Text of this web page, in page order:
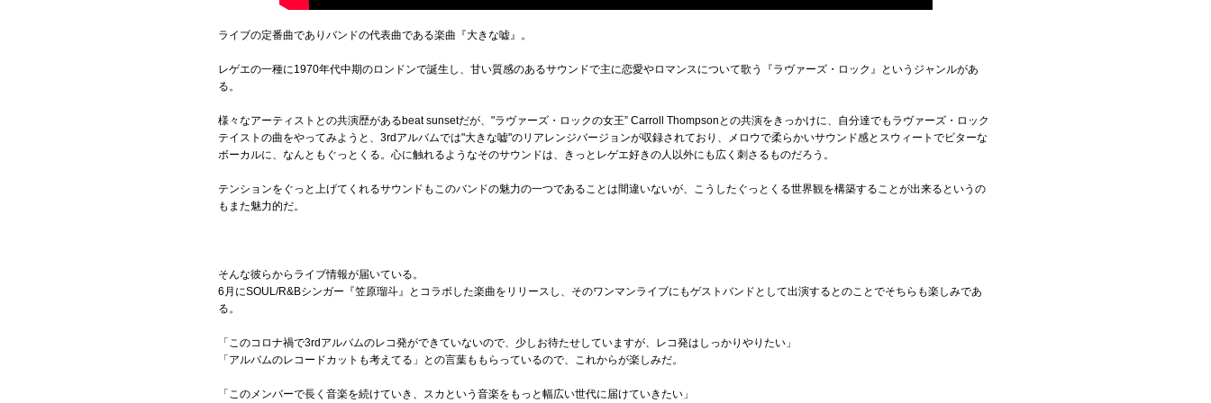
ライブの定番曲でありバンドの代表曲である楽曲『大きな嘘』。
レゲエの一種に1970年代中期のロンドンで誕生し、甘い質感のあるサウンドで主に恋愛やロマンスについて歌う『ラヴァーズ・ロック』というジャンルがあ
る。
様々なアーティストとの共演歴があるbeat sunsetだが、"ラヴァーズ・ロックの女王” Carroll Thompsonとの共演をきっかけに、自分達でもラヴァーズ・ロック
テイストの曲をやってみようと、3rdアルバムでは"大きな嘘"のリアレンジバージョンが収録されており、メロウで柔らかいサウンド感とスウィートでビターな
ボーカルに、なんともぐっとくる。心に触れるようなそのサウンドは、きっとレゲエ好きの人以外にも広く刺さるものだろう。
テンションをぐっと上げてくれるサウンドもこのバンドの魅力の一つであることは間違いないが、こうしたぐっとくる世界観を構築することが出来るというの
もまた魅力的だ。
そんな彼らからライブ情報が届いている。
6月にSOUL/R&Bシンガー『笠原瑠斗』とコラボした楽曲をリリースし、そのワンマンライブにもゲストバンドとして出演するとのことでそちらも楽しみであ
る。
「このコロナ禍で3rdアルバムのレコ発ができていないので、少しお待たせしていますが、レコ発はしっかりやりたい」
「アルバムのレコードカットも考えてる」との言葉ももらっているので、これからが楽しみだ。
「このメンバーで長く音楽を続けていき、スカという音楽をもっと幅広い世代に届けていきたい」